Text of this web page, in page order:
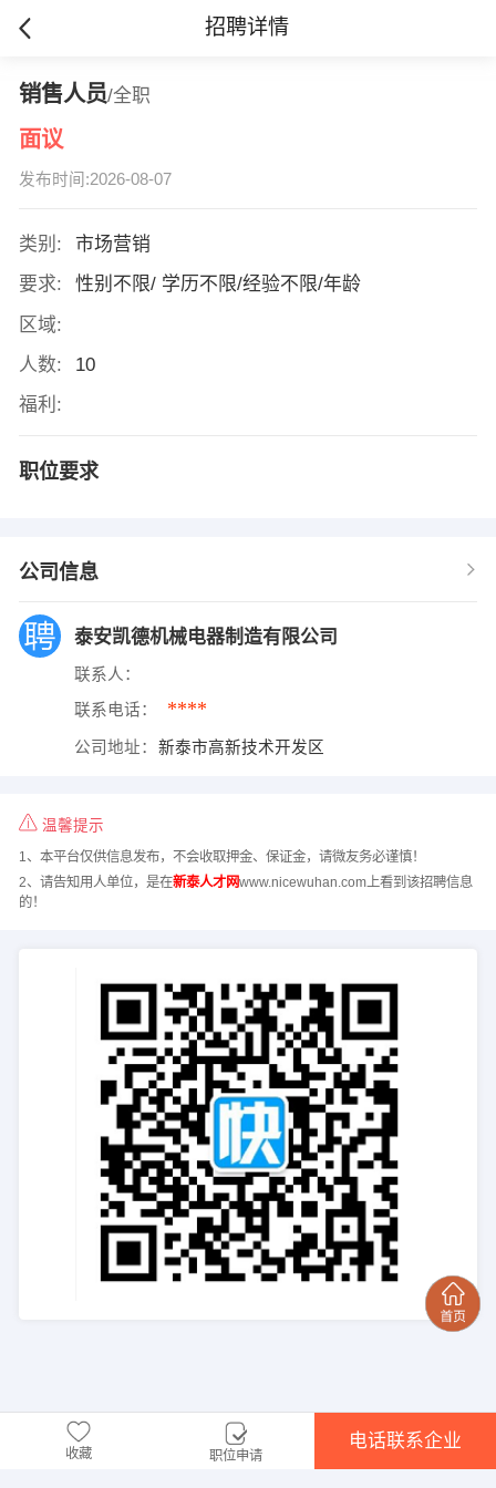
招聘详情
销售人员/全职
面议
发布时间:2026-08-07
类别:
市场营销
要求:
性别不限/ 学历不限/经验不限/年龄
区域:
人数:
10
福利:
职位要求
公司信息
泰安凯德机械电器制造有限公司
联系人：
联系电话： ****
公司地址： 新泰市高新技术开发区
温馨提示
1、本平台仅供信息发布，不会收取押金、保证金，请微友务必谨慎！
2、请告知用人单位，是在新泰人才网www.nicewuhan.com上看到该招聘信息
的！
收藏 职位申请
电话联系企业